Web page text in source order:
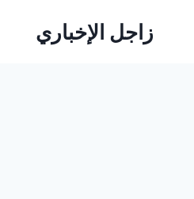
زاجل الإخباري